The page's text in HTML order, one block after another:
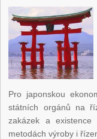
Pro japonskou
státních orgánů na
zakázek a
metodách výroby i